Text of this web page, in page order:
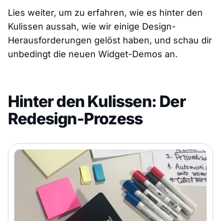
Lies weiter, um zu erfahren, wie es hinter den
Kulissen aussah, wie wir einige Design-
Herausforderungen gelöst haben, und schau dir
unbedingt die neuen Widget-Demos an.
Hinter den Kulissen: Der
Redesign-Prozess